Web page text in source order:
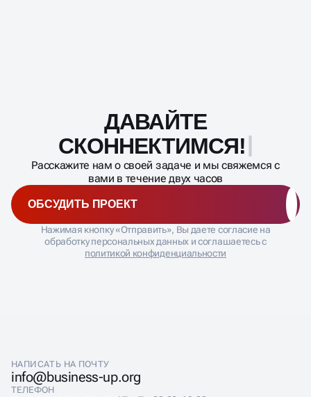
Масштабирование
процесса
ДАВАЙТЕ
СКОННЕКТ
Расскажите нам о своей задаче и мы свяжемся с
вами в течение двух часов
ОБСУДИТЬ ПРОЕКТ
Нажимая кнопку «Отправить», Вы даете согласие на
обработку персональных данных и соглашаетесь с
политикой конфиденциальности
НАПИСАТЬ НА ПОЧТУ
info@business-up.org
ТЕЛЕФОН